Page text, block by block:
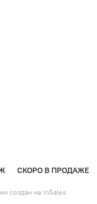
СКОРО В ПРОДАЖЕ
создан на inSales